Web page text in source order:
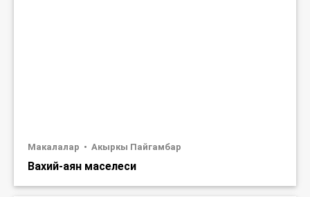
Макалалар Акыркы Пайгамбар
Вахий-аян маселеси